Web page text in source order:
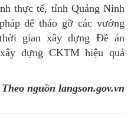
thực tế, tỉnh Quảng Ninh
để tháo gỡ các vướng
gian xây dựng Đề án
dựng CKTM hiệu quả
Theo nguồn langson.gov.vn